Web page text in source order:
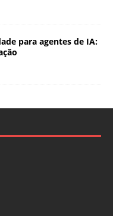
para agentes de IA: